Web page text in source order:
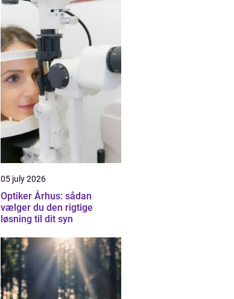
05 july 2026
Optiker Århus: sådan
vælger du den rigtige
løsning til dit syn